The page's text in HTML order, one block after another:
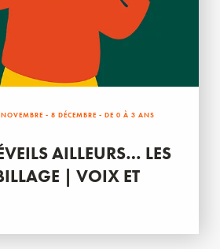
- 8 DÉCEMBRE - DE 0 À 3 ANS
AILLEURS… LES
| VOIX ET